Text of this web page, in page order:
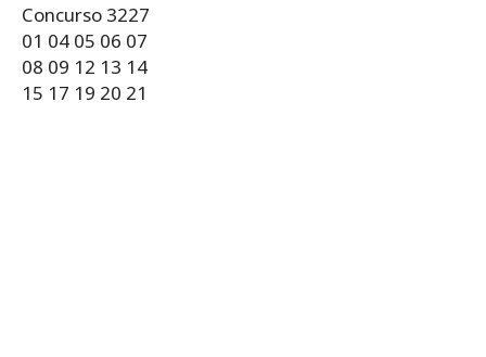
Concurso 3227
01 04 05 06 07
08 09 12 13 14
15 17 19 20 21